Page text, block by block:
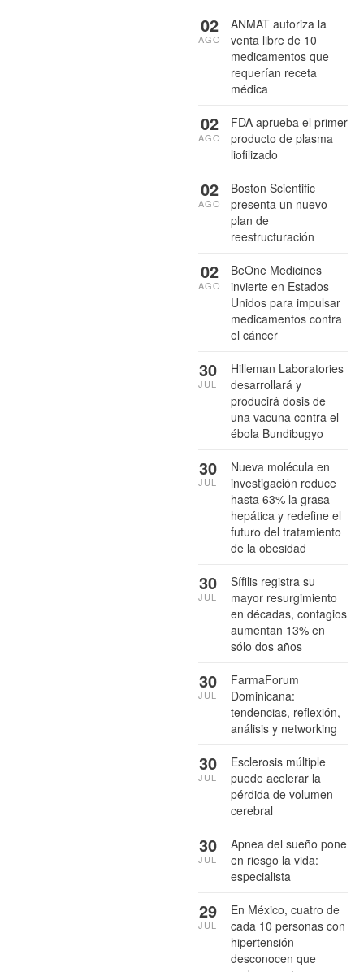
ANMAT autoriza la
venta libre de 10
medicamentos que
requerían receta
médica
02
AGO
FDA aprueba el primer
producto de plasma
liofilizado
02
AGO
Boston Scientific
presenta un nuevo
plan de
reestructuración
02
AGO
BeOne Medicines
invierte en Estados
Unidos para impulsar
medicamentos contra
el cáncer
02
AGO
Hilleman Laboratories
desarrollará y
producirá dosis de
una vacuna contra el
ébola Bundibugyo
30
JUL
Nueva molécula en
investigación reduce
hasta 63% la grasa
hepática y redefine el
futuro del tratamiento
de la obesidad
30
JUL
Sífilis registra su
mayor resurgimiento
en décadas, contagios
aumentan 13% en
sólo dos años
30
JUL
FarmaForum
Dominicana:
tendencias, reflexión,
análisis y networking
30
JUL
Esclerosis múltiple
puede acelerar la
pérdida de volumen
cerebral
30
JUL
Apnea del sueño pone
en riesgo la vida:
especialista
30
JUL
En México, cuatro de
cada 10 personas con
hipertensión
desconocen que
29
JUL